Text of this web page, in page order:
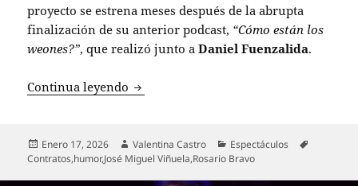
proyecto se estrena meses después de la abrupta
finalización de su anterior podcast, “Cómo están los
weones?”, que realizó junto aDaniel Fuenzalida.
Continua leyendo Rosario Bravo regresa al podcasting
Publicado
el
Enero 17, 2026 Autor
Valentina Castro Categorías
Espectáculos
Contratos,humor,José Miguel Viñuela,Rosario Bravo